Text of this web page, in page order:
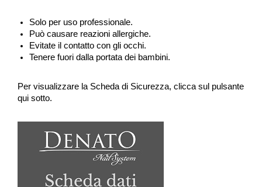
Solo per uso professionale.
Può causare reazioni allergiche.
Evitate il contatto con gli occhi.
Tenere fuori dalla portata dei bambini.
Per visualizzare la Scheda di Sicurezza, clicca sul pulsante
qui sotto.